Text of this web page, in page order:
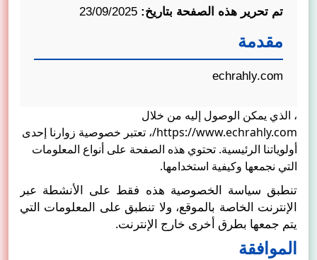
تم تحرير هذه الصفحة بتاريخ:
مقدمة
echrahly.com
، الذي يمكن الوصول إليه من خلال
https://www.echrahly.com/ ، تعتبر خصوصية زوارنا إحدى
أولوياتنا الرئيسية. تحتوي هذه الصفحة على أنواع المعلومات
التي نجمعها وكيفية استخدامها.
تنطبق سياسة الخصوصية هذه فقط على الأنشطة عبر
الإنترنت الخاصة بالموقع، ولا تنطبق على المعلومات التي
يتم جمعها بطرق أخرى خارج الإنترنت.
الموافقة